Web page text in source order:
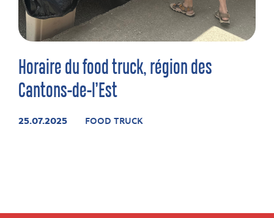
Horaire du food truck, région des
Cantons-de-l’Est
25.07.2025 FOOD TRUCK